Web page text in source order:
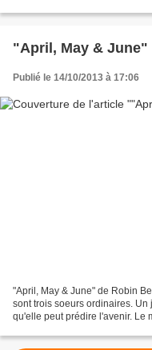
"April, May & June"
Publié le 14/10/2013 à 17:06
"April, May & June" de Robin
sont trois soeurs ordinaires.
qu'elle peut prédire l'avenir. Le